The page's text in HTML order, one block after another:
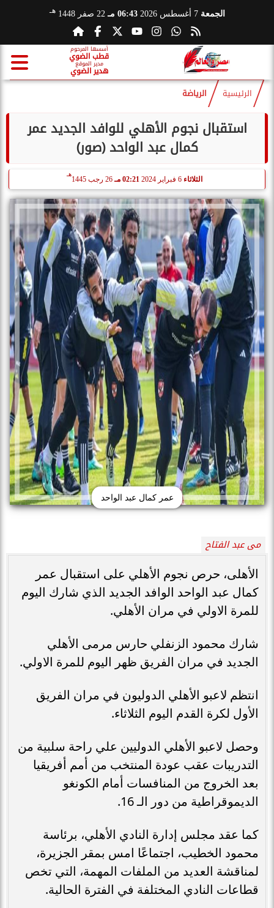
الجمعة 7 أغسطس 2026 06:43 مـ 22 صفر 1448 هـ
أسسها المرحوم
قطب الضوي
مدير الموقع
هدير الضوي
الرئيسية الرياضة
استقبال نجوم الأهلي للوافد الجديد عمر
كمال عبد الواحد (صور)
الثلاثاء 02:21 مـ 26 رجب 1445
هـ
عمر كمال عبد الواحد
مى عبد الفتاح
الأهلى، حرص نجوم الأهلي على استقبال عمر
كمال عبد الواحد الوافد الجديد الذي شارك اليوم
للمرة الاولي في مران الأهلي.
شارك محمود الزنفلي حارس مرمى الأهلي
الجديد في مران الفريق ظهر اليوم للمرة الاولي.
انتظم لاعبو الأهلي الدوليون في مران الفريق
الأول لكرة القدم اليوم الثلاثاء.
وحصل لاعبو الأهلي الدوليين علي راحة سلبية من
التدريبات عقب عودة المنتخب من أمم أفريقيا
بعد الخروج من المنافسات أمام الكونغو
الديموقراطية من دور الـ 16.
كما عقد مجلس إدارة النادي الأهلي، برئاسة
محمود الخطيب، اجتماعًا امس بمقر الجزيرة،
لمناقشة العديد من الملفات المهمة، التي تخص
قطاعات النادي المختلفة في الفترة الحالية.